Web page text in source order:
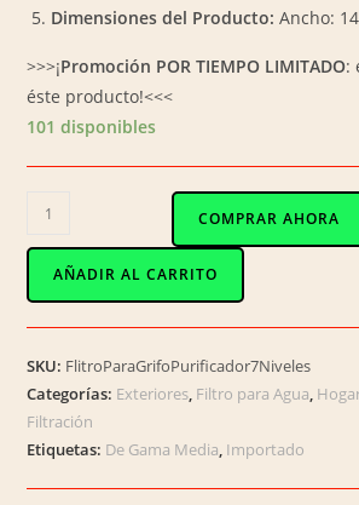
Dimensiones del Producto: Ancho:
>>>¡Promoción POR TIEMPO LIMITADO:
éste producto!<<<
101 disponibles
DR-
Filtro
de
Agua
para
Grifo
cantidad
COMPRAR AHORA
AÑADIR AL CARRITO
SKU: FlitroParaGrifoPurificador7Niveles
Categorías: Exteriores, Filtro para Agua,
Filtración
Etiquetas: De Gama Media, Importado